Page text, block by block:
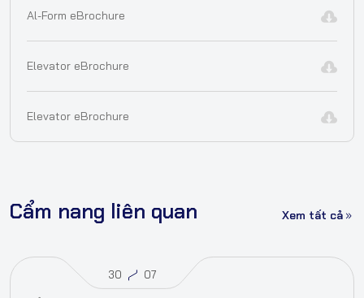
Al-Form eBrochure
Elevator eBrochure
Elevator eBrochure
Cẩm nang liên quan Xem tất cả
30 07